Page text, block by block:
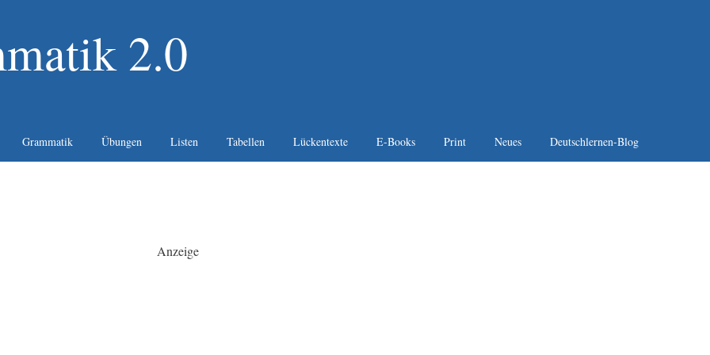
2.0
Grammatik Übungen Listen Tabellen Lückentexte E-Books Print Neues Deutschlernen-Blog
Anzeige